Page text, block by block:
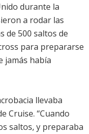
durante la
a rodar las
de 500 saltos de
para prepararse
jamás había
llevaba
Cruise. “Cuando
saltos, y preparaba